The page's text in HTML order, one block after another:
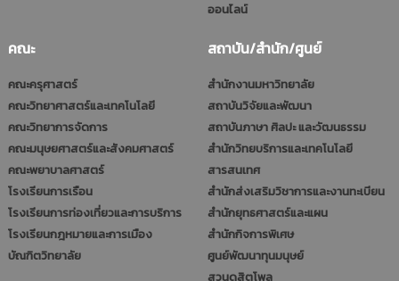
ออนไลน์
คณะ
คณะครุศาสตร์
คณะวิทยาศาสตร์และเทคโนโลยี
คณะวิทยาการจัดการ
คณะมนุษยศาสตร์และสังคมศาสตร์
คณะพยาบาลศาสตร์
โรงเรียนการเรือน
โรงเรียนการท่องเที่ยวและการบริการ
โรงเรียนกฎหมายและการเมือง
บัณฑิตวิทยาลัย
สถาบัน/สำนัก/ศูนย์
สำนักงานมหาวิทยาลัย
สถาบันวิจัยและพัฒนา
สถาบันภาษา ศิลปะ และวัฒนธรรม
สำนักวิทยบริการและเทคโนโลยี
สารสนเทศ
สำนักส่งเสริมวิชาการและงานทะเบียน
สำนักยุทธศาสตร์และแผน
สำนักกิจการพิเศษ
ศูนย์พัฒนาทุนมนุษย์
สวนดุสิตโพล